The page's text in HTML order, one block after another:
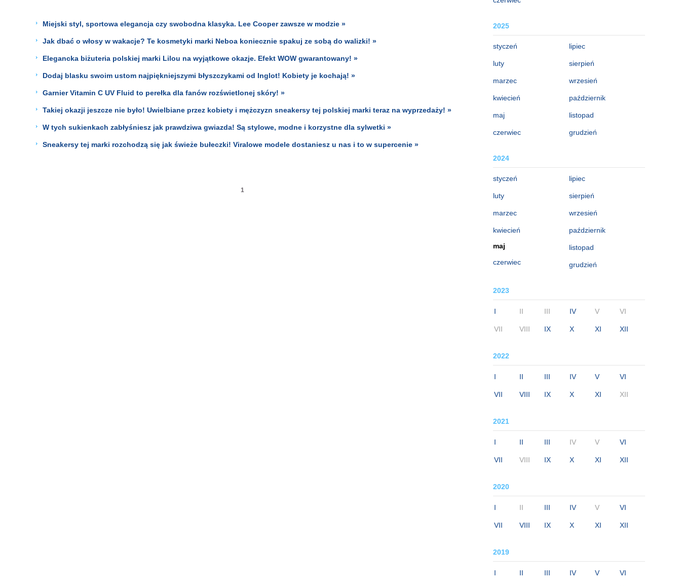
2025
styczeń
luty
marzec
kwiecień
maj
czerwiec
lipiec
sierpień
wrzesień
październik
listopad
grudzień
2024
styczeń
luty
marzec
kwiecień
maj
czerwiec
lipiec
sierpień
wrzesień
październik
listopad
grudzień
2023
I II III IV V VI
VII VIII IX X XI XII
2022
I II III IV V VI
VII VIII IX X XI XII
2021
I II III IV V VI
VII VIII IX X XI XII
2020
I II III IV V VI
VII VIII IX X XI XII
2019
I II III IV V VI
Miejski styl, sportowa elegancja czy swobodna klasyka. Lee Cooper zawsze w modzie »
Jak dbać o włosy w wakacje? Te kosmetyki marki Neboa koniecznie spakuj ze sobą do walizki! »
Elegancka biżuteria polskiej marki Lilou na wyjątkowe okazje. Efekt WOW gwarantowany! »
Dodaj blasku swoim ustom najpiękniejszymi błyszczykami od Inglot! Kobiety je kochają! »
Garnier Vitamin C UV Fluid to perełka dla fanów rozświetlonej skóry! »
Takiej okazji jeszcze nie było! Uwielbiane przez kobiety i mężczyzn sneakersy tej polskiej marki teraz na wyprzedaży! »
W tych sukienkach zabłyśniesz jak prawdziwa gwiazda! Są stylowe, modne i korzystne dla sylwetki »
Sneakersy tej marki rozchodzą się jak świeże bułeczki! Viralowe modele dostaniesz u nas i to w supercenie »
1